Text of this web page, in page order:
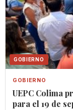
GOBIERNO
GOBIERNO
UEPC Colima
para el 19 de